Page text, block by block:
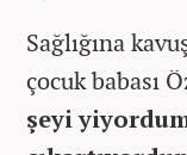
Sağlığına
çocuk babası
şeyi